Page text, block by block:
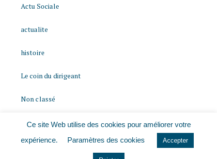
Actu Sociale
actualite
histoire
Le coin du dirigeant
Non classé
quizz
Ce site Web utilise des cookies pour améliorer votre
expérience.
Paramètres des cookies Accepter